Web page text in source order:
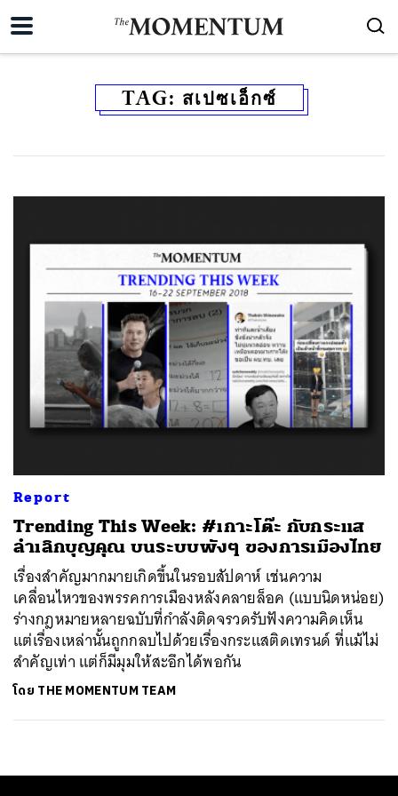
TAG: สเปซเอ็กซ์
Report
Trending This Week: #เกาะโต๊ะ กับกระแส
ลำเลิกบุญคุณ บนระบบพังๆ ของการเมืองไทย
เรื่องสำคัญมากมายเกิดขึ้นในรอบสัปดาห์ เช่นความ
เคลื่อนไหวของพรรคการเมืองหลังคลายล็อค (แบบนิดหน่อย)
ร่างกฎหมายหลายฉบับที่กำลังติดจรวดรับฟังความคิดเห็น
แต่เรื่องเหล่านั้นถูกกลบไปด้วยเรื่องกระแสติดเทรนด์ ที่แม้ไม่
สำคัญเท่า แต่ก็มีมุมให้สะอึกได้พอกัน
โดย THE MOMENTUM TEAM
SHARE TWEET LINE EMAIL